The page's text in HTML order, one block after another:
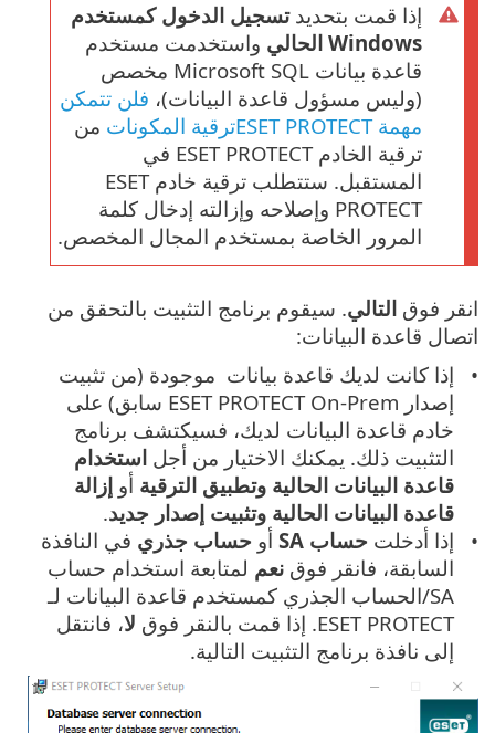
إذا قمت بتحديدتسجيل الدخول كمستخدم
Windows الحالي
واستخدمت مستخدم
قاعدة بيانات Microsoft SQL مخصص
(وليس مسؤول قاعدة البيانات)، فلن تتمكن
مهمة ESET PROTECTترقية المكونات
من
ترقية الخادم ESET PROTECT في
المستقبل. ستتطلب ترقية خادم ESET
PROTECT وإصلاحه وإزالته إدخال كلمة
المرور الخاصة بمستخدم المجال المخصص.
انقر فوق التالي. سيقوم برنامج التثبيت بالتحقق من
اتصال قاعدة البيانات:
إذا كانت لديك قاعدة بيانات ‎ موجودة (من تثبيت
إصدار ESET PROTECT On-Prem سابق) على
خادم قاعدة البيانات لديك، فسيكتشف برنامج
التثبيت ذلك. يمكنك الاختيار من أجل ‎استخدام
قاعدة البيانات الحالية وتطبيق الترقية أوإزالة
قاعدة البيانات الحالية وتثبيت إصدار جديد.
إذا أدخلت ‎ حساب SA أو حساب جذري في النافذة
السابقة، فانقر فوقنعم لمتابعة استخدام حساب
SA/الحساب الجذري كمستخدم قاعدة البيانات لـ
ESET PROTECT. إذا قمت بالنقر فوق
لا، فانتقل
إلى نافذة برنامج التثبيت التالية.